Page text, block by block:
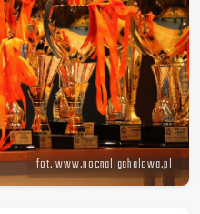
fot. www.nocnaligahalowa.pl